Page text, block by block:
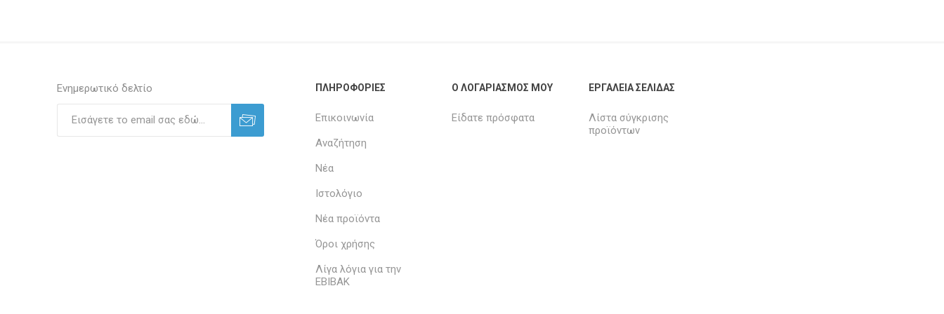
Ενημερωτικό δελτίο ΠΛΗΡΟΦΟΡΊΕΣ
Επικοινωνία
Αναζήτηση
Νέα
Ιστολόγιο
Νέα προϊόντα
Όροι χρήσης
Λίγα λόγια για την
ΕΒΙΒΑΚ
Ο ΛΟΓΑΡΙΑΣΜΌΣ ΜΟΥ
Είδατε πρόσφατα
ΕΡΓΑΛΕΊΑ ΣΕΛΊΔΑΣ
Λίστα σύγκρισης
προϊόντων